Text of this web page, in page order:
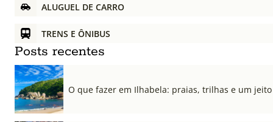
ALUGUEL DE CARRO
TRENS E ÔNIBUS
Posts recentes
O que fazer em Ilhabela: praias, trilhas e um